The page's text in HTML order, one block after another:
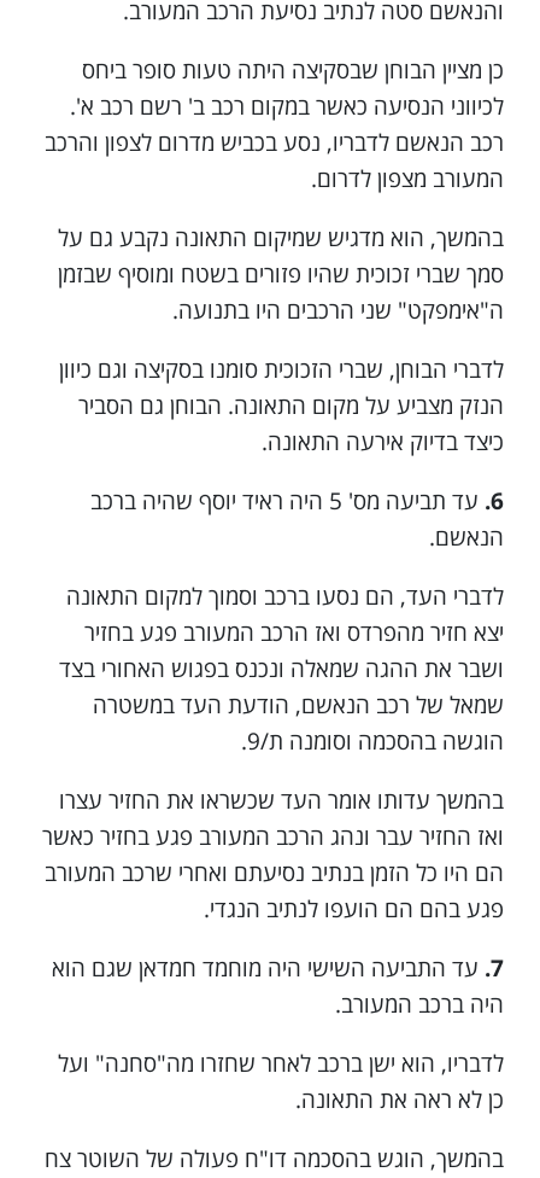
והנאשם סטה לנתיב נסיעת הרכב המעורב.
כן מציין הבוחן שבסקיצה היתה טעות סופר ביחס
לכיווני הנסיעה כאשר במקום רכב ב' רשם רכב א'.
רכב הנאשם לדבריו, נסע בכביש מדרום לצפון והרכב
המעורב מצפון לדרום.
בהמשך, הוא מדגיש שמיקום התאונה נקבע גם על
סמך שברי זכוכית שהיו פזורים בשטח ומוסיף שבזמן
ה"אימפקט" שני הרכבים היו בתנועה.
לדברי הבוחן, שברי הזכוכית סומנו בסקיצה וגם כיוון
הנזק מצביע על מקום התאונה. הבוחן גם הסביר
כיצד בדיוק אירעה התאונה.
6.
עד תביעה מס' 5 היה ראיד יוסף שהיה ברכב
הנאשם.
לדברי העד, הם נסעו ברכב וסמוך למקום התאונה
יצא חזיר מהפרדס ואז הרכב המעורב פגע בחזיר
ושבר את ההגה שמאלה ונכנס בפגוש האחורי בצד
שמאל של רכב הנאשם, הודעת העד במשטרה
הוגשה בהסכמה וסומנה ת/9.
בהמשך עדותו אומר העד שכשראו את החזיר עצרו
ואז החזיר עבר ונהג הרכב המעורב פגע בחזיר כאשר
הם היו כל הזמן בנתיב נסיעתם ואחרי שרכב המעורב
פגע בהם הם הועפו לנתיב הנגדי.
7. עד התביעה השישי היה מוחמד חמדאן שגם הוא
היה ברכב המעורב.
לדבריו, הוא ישן ברכב לאחר שחזרו מה"סחנה" ועל
כן לא ראה את התאונה.
בהמשך, הוגש בהסכמה דו"ח פעולה של השוטר צח